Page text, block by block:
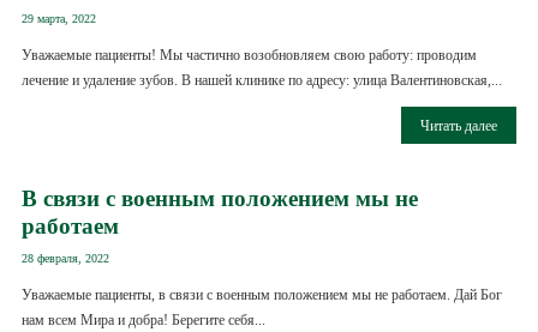
29 марта, 2022
Уважаемые пациенты! Мы частично возобновляем свою работу: проводим
лечение и удаление зубов. В нашей клинике по адресу: улица Валентиновская,...
Читать далее
В связи с военным положением мы не
работаем
28 февраля, 2022
Уважаемые пациенты, в связи с военным положением мы не работаем. Дай Бог
нам всем Мира и добра! Берегите себя...